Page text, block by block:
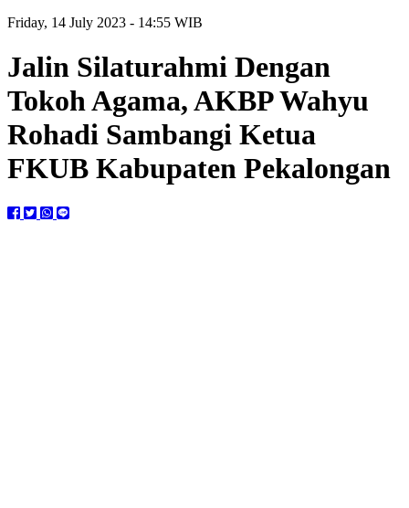
Friday, 14 July 2023 - 14:55 WIB
Jalin Silaturahmi Dengan
Tokoh Agama, AKBP Wahyu
Rohadi Sambangi Ketua
FKUB Kabupaten Pekalongan